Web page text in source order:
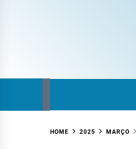
HOME 2025 MARÇO